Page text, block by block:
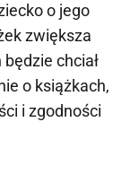
o jego
zwiększa
chciał
o książkach,
i zgodności